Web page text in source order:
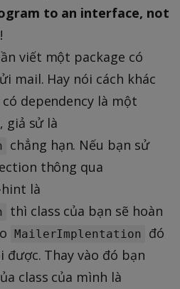
to an interface, not
!
viết một package có
mail. Hay nói cách khác
dependency là một
giả sử là
chẳng hạn. Nếu bạn sử
thông qua
là
thì class của bạn sẽ hoàn
MailerImplentation
đó
Thay vào đó bạn
class của mình là